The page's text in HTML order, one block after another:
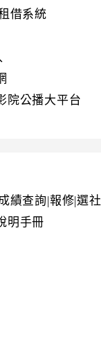
借系統
院公播大平台
績查詢|報修|選社
明手冊